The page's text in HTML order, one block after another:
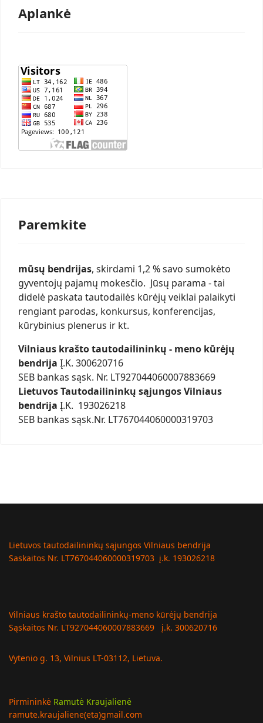
Aplankė
Paremkite
mūsų bendrijas, skirdami 1,2 % savo sumokėto
gyventojų pajamų mokesčio. Jūsų parama - tai
didelė paskata tautodailės kūrėjų veiklai palaikyti
rengiant parodas, konkursus, konferencijas,
kūrybinius plenerus ir kt.
Vilniaus krašto tautodailininkų - meno kūrėjų
bendrija Į.K. 300620716
SEB bankas sąsk. Nr. LT927044060007883669
Lietuvos Tautodailininkų sąjungos Vilniaus
bendrija Į.K. 193026218
SEB bankas sąsk.Nr. LT767044060000319703
Lietuvos tautodailininkų sąjungos Vilniaus bendrija
Saskaitos Nr. LT767044060000319703 į.k. 193026218
Vilniaus krašto tautodailininkų-meno kūrėjų bendrija
Sąskaitos Nr. LT927044060007883669 į.k. 300620716
Vytenio g. 13, Vilnius LT-03112, Lietuva.
Pirmininkė Ramutė Kraujalienė
ramute.kraujaliene(eta)gmail.com